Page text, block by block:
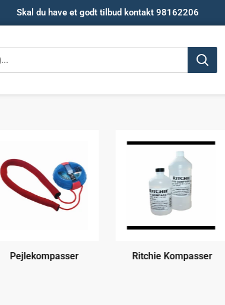
Skal du have et godt tilbud kontakt 98162206
Pejlekompasser Ritchie Kompasser